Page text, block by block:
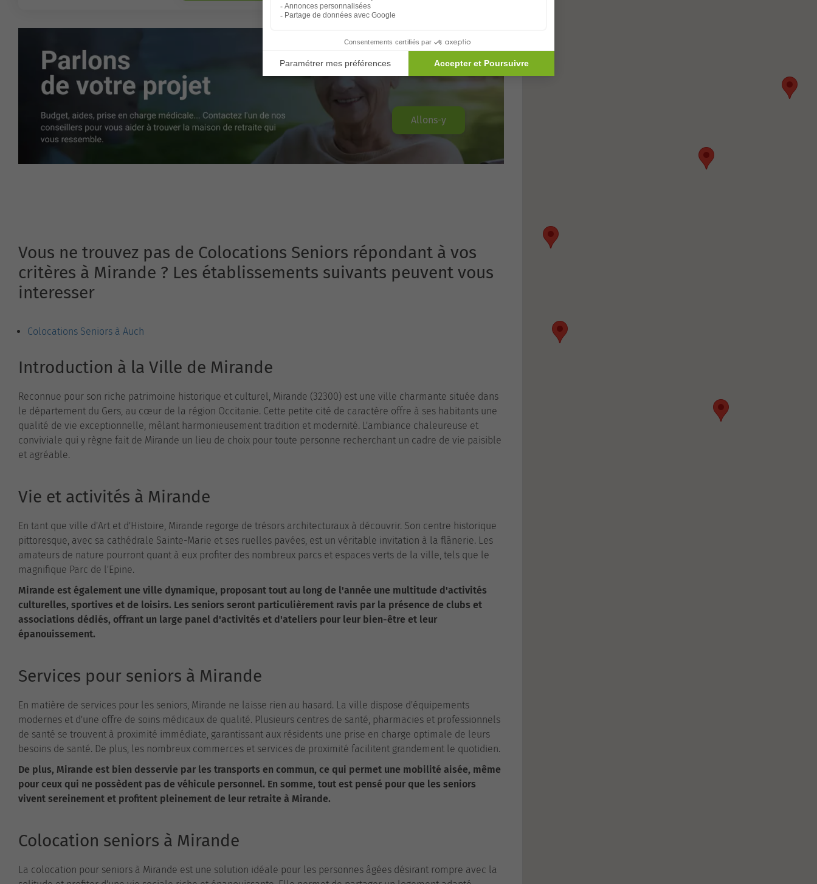
Allons-y
Vous ne trouvez pas de Colocations Seniors répondant à vos
critères à Mirande ? Les établissements suivants peuvent vous
interesser
Colocations Seniors à Auch
Introduction à la Ville de Mirande
Reconnue pour son riche patrimoine historique et culturel, Mirande (32300) est une ville charmante située dans
le département du Gers, au cœur de la région Occitanie. Cette petite cité de caractère offre à ses habitants une
qualité de vie exceptionnelle, mêlant harmonieusement tradition et modernité. L'ambiance chaleureuse et
conviviale qui y règne fait de Mirande un lieu de choix pour toute personne recherchant un cadre de vie paisible
et agréable.
Vie et activités à Mirande
En tant que ville d'Art et d'Histoire, Mirande regorge de trésors architecturaux à découvrir. Son centre historique
pittoresque, avec sa cathédrale Sainte-Marie et ses ruelles pavées, est un véritable invitation à la flânerie. Les
amateurs de nature pourront quant à eux profiter des nombreux parcs et espaces verts de la ville, tels que le
magnifique Parc de l'Epine.
Mirande est également une ville dynamique, proposant tout au long de l'année une multitude d'activités
culturelles, sportives et de loisirs. Les seniors seront particulièrement ravis par la présence de clubs et
associations dédiés, offrant un large panel d'activités et d'ateliers pour leur bien-être et leur
épanouissement.
Services pour seniors à Mirande
En matière de services pour les seniors, Mirande ne laisse rien au hasard. La ville dispose d'équipements
modernes et d'une offre de soins médicaux de qualité. Plusieurs centres de santé, pharmacies et professionnels
de santé se trouvent à proximité immédiate, garantissant aux résidents une prise en charge optimale de leurs
besoins de santé. De plus, les nombreux commerces et services de proximité facilitent grandement le quotidien.
De plus, Mirande est bien desservie par les transports en commun, ce qui permet une mobilité aisée, même
pour ceux qui ne possèdent pas de véhicule personnel. En somme, tout est pensé pour que les seniors
vivent sereinement et profitent pleinement de leur retraite à Mirande.
Colocation seniors à Mirande
La colocation pour seniors à Mirande est une solution idéale pour les personnes âgées désirant rompre avec la